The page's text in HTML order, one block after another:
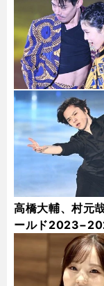
高橋大輔、村元
ールド